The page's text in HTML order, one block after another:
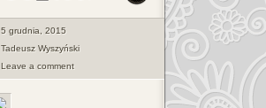
5 grudnia, 2015
Tadeusz Wyszyński
Leave a comment